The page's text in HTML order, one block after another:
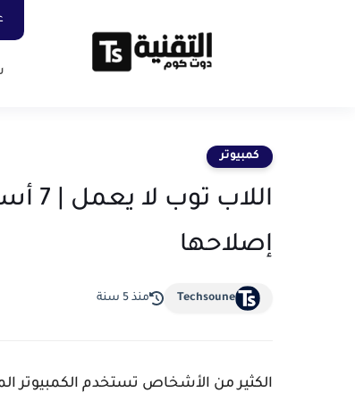
كمبيوتر
إصلاحها
Techsoune منذ 5 سنة
الكثير من الأشخاص تستخدم الكمبيوتر